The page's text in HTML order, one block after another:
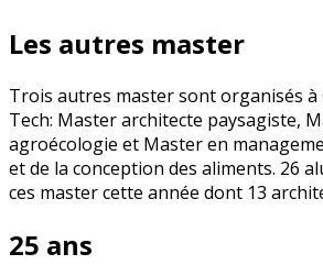
Les autres master
Trois autres master sont organisés à
Tech: Master architecte paysagiste,
agroécologie et Master en
et de la conception des aliments. 26
ces master cette année dont 13
25 ans